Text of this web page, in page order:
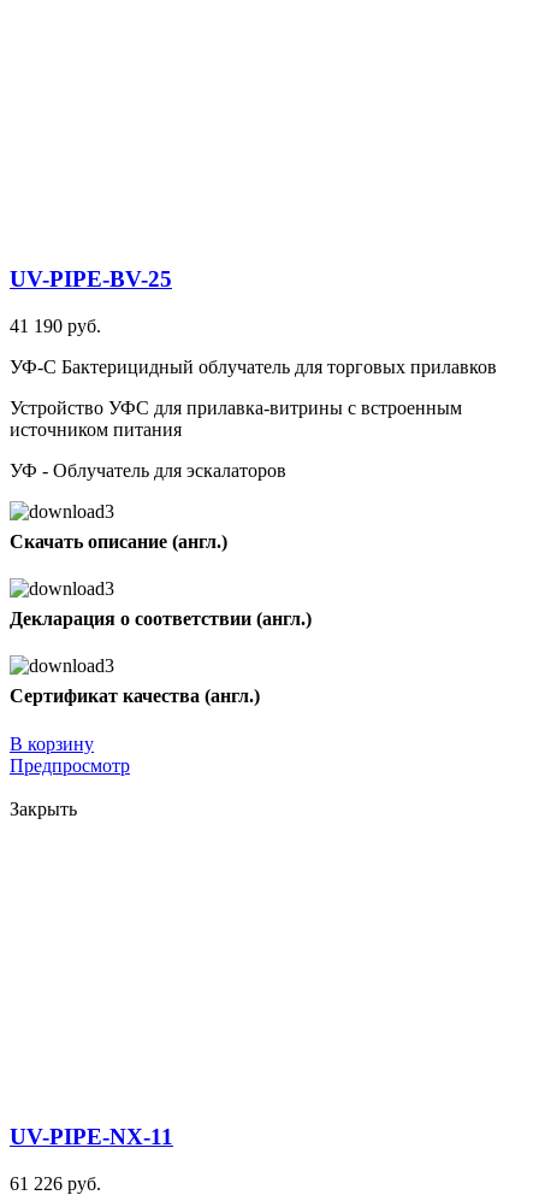
UV-PIPE-BV-25
41 190 руб.
УФ-С Бактерицидный облучатель для торговых прилавков
Устройство УФС для прилавка-витрины с встроенным
источником питания
УФ - Облучатель для эскалаторов
Скачать описание (англ.)
Декларация о соответствии (англ.)
Сертификат качества (англ.)
В корзину
Предпросмотр
Закрыть
UV-PIPE-NX-11
61 226 руб.